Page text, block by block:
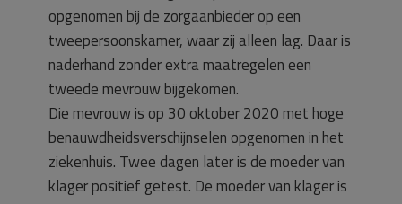
opgenomen bij de zorgaanbieder op een
tweepersoonskamer, waar zij alleen lag. Daar is
naderhand zonder extra maatregelen een
tweede mevrouw bijgekomen.
Die mevrouw is op 30 oktober 2020 met hoge
benauwdheidsverschijnselen opgenomen in het
ziekenhuis. Twee dagen later is de moeder van
klager positief getest. De moeder van klager is